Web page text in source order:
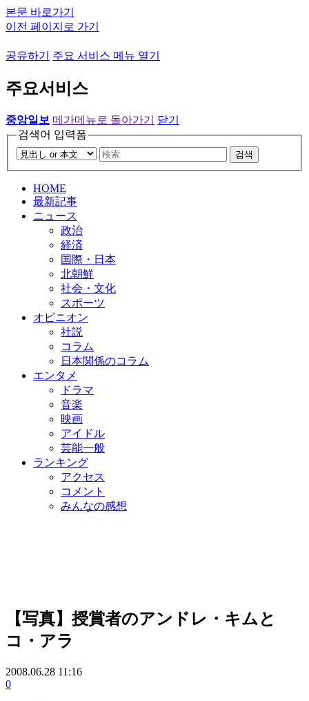
본문 바로가기
이전 페이지로 가기
공유하기 주요 서비스 메뉴 열기
주요서비스
중앙일보 메가메뉴로 돌아가기
닫기
검색어 입력폼
검색
HOME
最新記事
ニュース
政治
経済
国際・日本
北朝鮮
社会・文化
スポーツ
オピニオン
社説
コラム
日本関係のコラム
エンタメ
ドラマ
音楽
映画
アイドル
芸能一般
ランキング
アクセス
コメント
みんなの感想
【写真】授賞者のアンドレ・キムと
コ・アラ
2008.06.28 11:16
0